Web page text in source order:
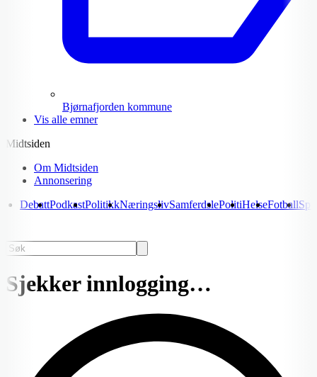
Bjørnafjorden kommune
Vis alle emner
Midtsiden
Om Midtsiden
Annonsering
DebattPodkastPolitikkNæringslivSamferdslePolitiHelseFotball
Sjekker innlogging…